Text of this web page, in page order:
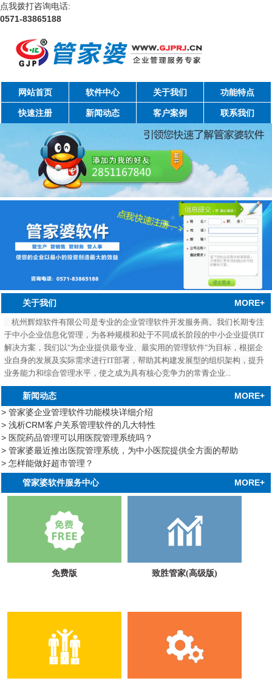
点我拨打咨询电话:
0571-83865188
网站首页 软件中心 关于我们 功能特点
快速注册 新闻动态 客户案例 联系我们
关于我们 MORE+
杭州辉煌软件有限公司是专业的企业管理软件开发服务商。我们长期专注
于中小企业信息化管理，为各种规模和处于不同成长阶段的中小企业提供IT
解决方案，我们以"为企业提供最专业、最实用的管理软件"为目标，根据企
业自身的发展及实际需求进行IT部署，帮助其构建发展型的组织架构，提升
业务能力和综合管理水平，使之成为具有核心竞争力的常青企业...
新闻动态
MORE+
> 管家婆企业管理软件功能模块详细介绍
> 浅析CRM客户关系管理软件的几大特性
> 医院药品管理可以用医院管理系统吗？
> 管家婆最近推出医院管理系统，为中小医院提供全方面的帮助
> 怎样能做好超市管理？
管家婆软件服务中心 MORE+
免费版 致胜管家(高级版)